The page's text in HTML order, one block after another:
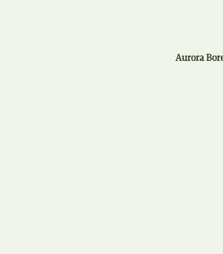
Aurora